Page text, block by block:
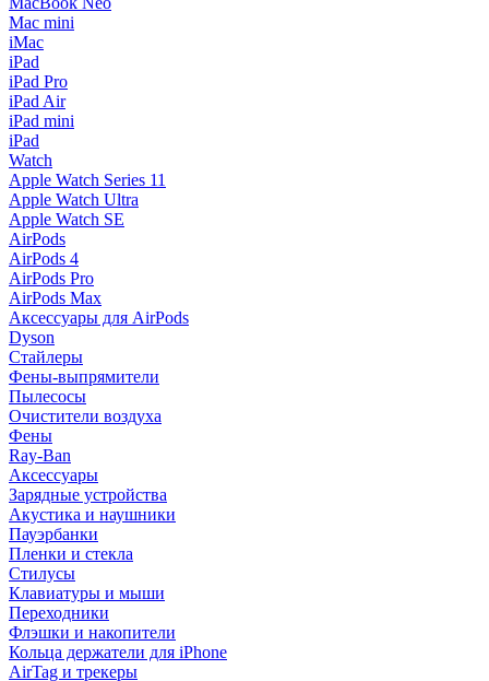
Mac mini
iMac
iPad
iPad Pro
iPad Air
iPad mini
iPad
Watch
Apple Watch Series 11
Apple Watch Ultra
Apple Watch SE
AirPods
AirPods 4
AirPods Pro
AirPods Max
Аксессуары для AirPods
Dyson
Стайлеры
Фены-выпрямители
Пылесосы
Очистители воздуха
Фены
Ray-Ban
Аксессуары
Зарядные устройства
Акустика и наушники
Пауэрбанки
Пленки и стекла
Стилусы
Клавиатуры и мыши
Переходники
Флэшки и накопители
Кольца держатели для iPhone
AirTag и трекеры